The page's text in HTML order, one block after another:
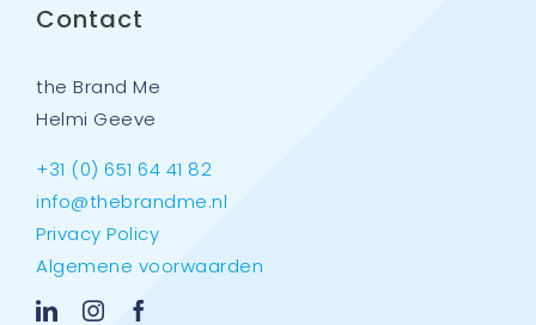
Contact
the Brand Me
Helmi Geeve
+31 (0) 651 64 41 82
info@thebrandme.nl
Privacy Policy
Algemene voorwaarden